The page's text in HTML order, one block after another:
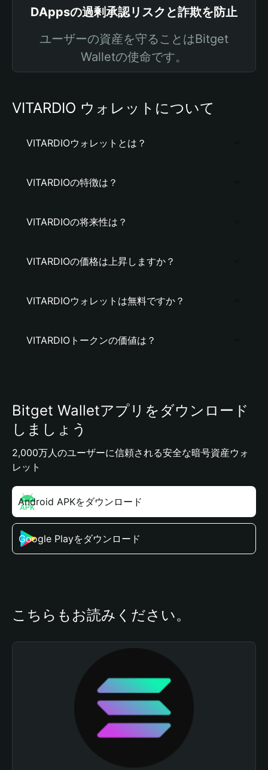
DAppsの過剰承認リスクと詐欺を防止
ユーザーの資産を守ることはBitget
Walletの使命です。
VITARDIO ウォレットについて
VITARDIOウォレットとは？
VITARDIOの特徴は？
VITARDIOの将来性は？
VITARDIOの価格は上昇しますか？
VITARDIOウォレットは無料ですか？
VITARDIOトークンの価値は？
Bitget Walletアプリをダウンロード
しましょう
2,000万人のユーザーに信頼される安全な暗号資産ウォ
レット
Android APKをダウンロード
Google Playをダウンロード
こちらもお読みください。